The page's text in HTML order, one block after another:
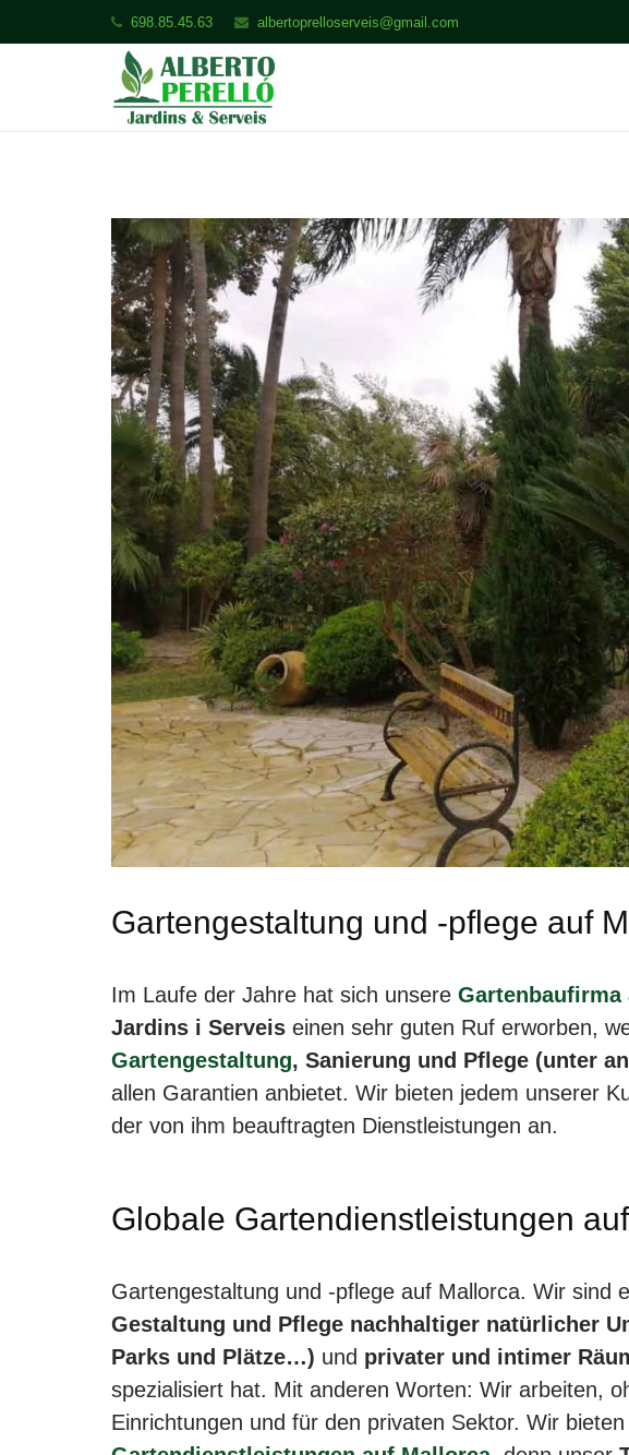
698.85.45.63 albertoprelloserveis@gmail.com
Gartengestaltung und -pflege auf
Im Laufe der Jahre hat sich unsere Gartenbaufirma
Jardins i Serveis einen sehr guten Ruf erworben,
Gartengestaltung, Sanierung und Pflege (unter
allen Garantien anbietet. Wir bieten jedem unserer
der von ihm beauftragten Dienstleistungen an.
Globale Gartendienstleistungen
Gartengestaltung und -pflege auf Mallorca. Wir sind
Gestaltung und Pflege nachhaltiger natürlicher
Parks und Plätze…) und privater und intimer
spezialisiert hat. Mit anderen Worten: Wir arbeiten,
Einrichtungen und für den privaten Sektor. Wir bieten